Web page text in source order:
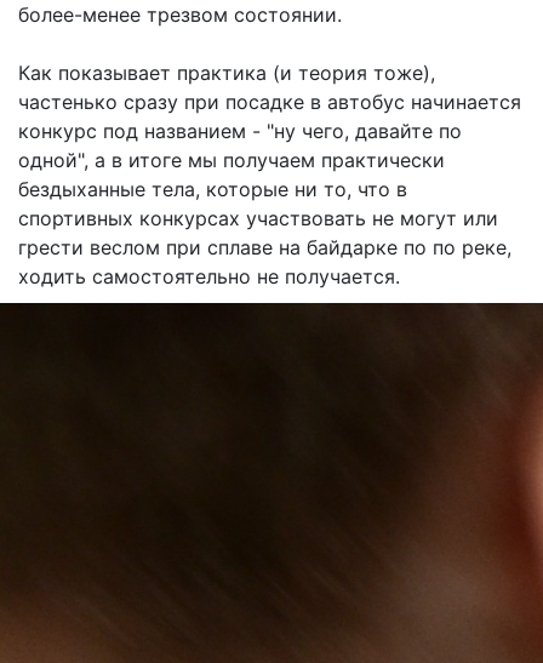
более-менее трезвом состоянии.
Как показывает практика (и теория тоже),
частенько сразу при посадке в автобус начинается
конкурс под названием - "ну чего, давайте по
одной", а в итоге мы получаем практически
бездыханные тела, которые ни то, что в
спортивных конкурсах участвовать не могут или
грести веслом при сплаве на байдарке по по реке,
ходить самостоятельно не получается.